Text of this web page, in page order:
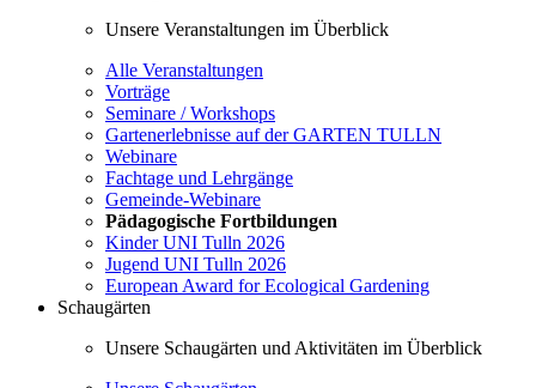
Unsere Veranstaltungen im Überblick
Alle Veranstaltungen
Vorträge
Seminare / Workshops
Gartenerlebnisse auf der GARTEN TULLN
Webinare
Fachtage und Lehrgänge
Gemeinde-Webinare
Pädagogische Fortbildungen
Kinder UNI Tulln 2026
Jugend UNI Tulln 2026
European Award for Ecological Gardening
Schaugärten
Unsere Schaugärten und Aktivitäten im Überblick